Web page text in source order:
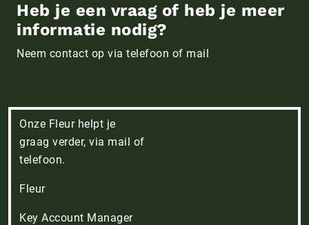
Heb je een vraag of heb je meer
informatie nodig?
Neem contact op via telefoon of mail
Onze Fleur helpt je
graag verder, via mail of
telefoon.
Fleur
Key Account Manager